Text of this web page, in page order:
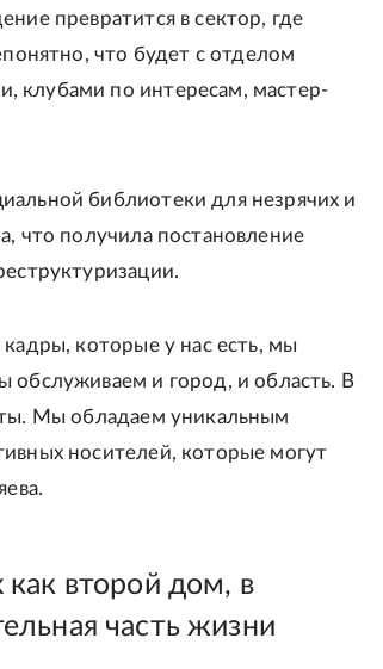
превратится в сектор, где
что будет с отделом
клубами по интересам, мастер-
библиотеки для незрячих и
что получила постановление
которые у нас есть, мы
и город, и область. В
Мы обладаем уникальным
носителей, которые могут
как второй дом, в
часть жизни